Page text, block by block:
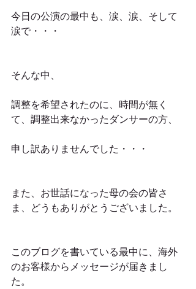
今日の公演の最中も、涙、涙、そして
涙で・・・
そんな中、
調整を希望されたのに、時間が無く
て、調整出来なかったダンサーの方、
申し訳ありませんでした・・・
また、お世話になった母の会の皆さ
ま、どうもありがとうございました。
このブログを書いている最中に、海外
のお客様からメッセージが届きまし
た。